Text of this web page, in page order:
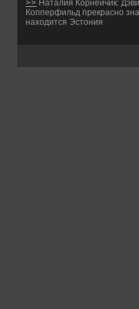
>> Наталия Корнейчик:
Копперфильд прекрасно
находится Эстония